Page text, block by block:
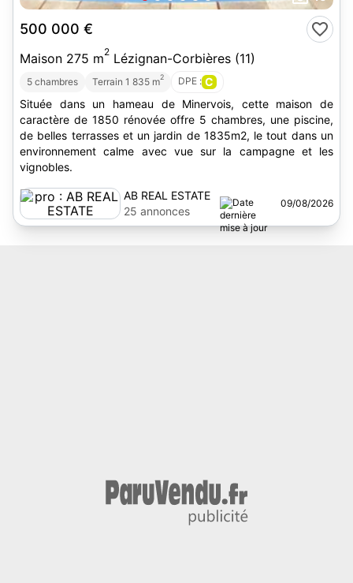
500 000 €
Maison 275 m2 Lézignan-Corbières (11)
5 chambres Terrain 1 835 m2 DPE : C
Située dans un hameau de Minervois, cette maison de
caractère de 1850 rénovée offre 5 chambres, une piscine,
de belles terrasses et un jardin de 1835m2, le tout dans un
environnement calme avec vue sur la campagne et les
vignobles.
AB REAL ESTATE
25 annonces
09/08/2026